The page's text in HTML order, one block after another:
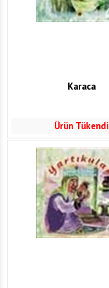
Karaca
Ürün Tükendi